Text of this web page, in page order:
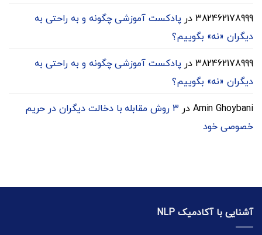
382462178999درپادکست آموزشی چگونه و به راحتی به
دیگران «نه» بگوییم؟
382462178999درپادکست آموزشی چگونه و به راحتی به
دیگران «نه» بگوییم؟
Amin Ghoybaniدر
۳ روش مقابله با دخالت دیگران در حریم
خصوصی خود
آشنایی با آکادمیک NLP